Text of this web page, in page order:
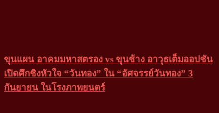
ขุนแผน อาคมมหาสตรอง vs ขุนช้าง อาวุธเต็มออปชัน
เปิดศึกชิงหัวใจ “วันทอง” ใน “อัศจรรย์วันทอง” 3
กันยายน ในโรงภาพยนตร์